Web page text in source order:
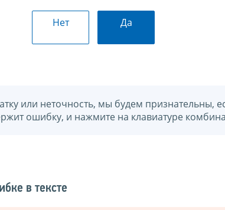
Нет Да
или неточность, мы будем признательны,
ошибку, и нажмите на клавиатуре
в тексте